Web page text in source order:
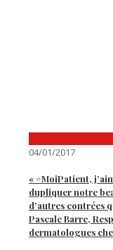
04/01/2017
« #MoiPatient,
dupliquer notre
d’autres contrées
Pascale Barre,
dermatologues